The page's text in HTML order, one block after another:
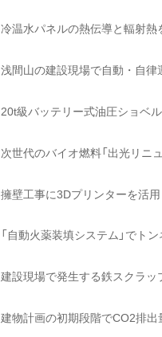
冷温水パネルの熱伝導と輻射熱
浅間山の建設現場で自動・自
20t級バッテリー式油圧ショベ
次世代のバイオ燃料「出光リニ
擁壁工事に3Dプリンターを活
「自動火薬装填システム」でト
建設現場で発生する鉄スクラ
建物計画の初期段階でCO2排